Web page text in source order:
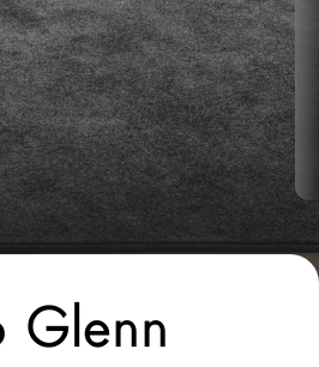
Glenn